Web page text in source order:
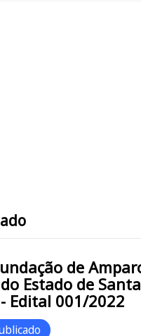
Estado de Santa
Edital 001/2022